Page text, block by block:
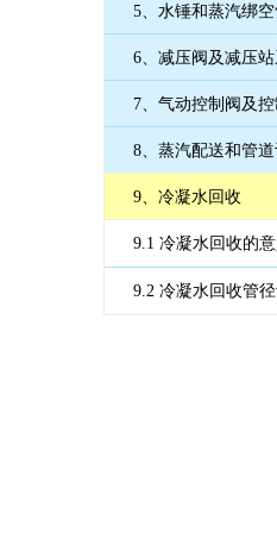
5、水锤和蒸汽绑
6、减压阀及减压
7、气动控制阀及
8、蒸汽配送和管
9、冷凝水回收
9.1 冷凝水回收的意
9.2 冷凝水回收管